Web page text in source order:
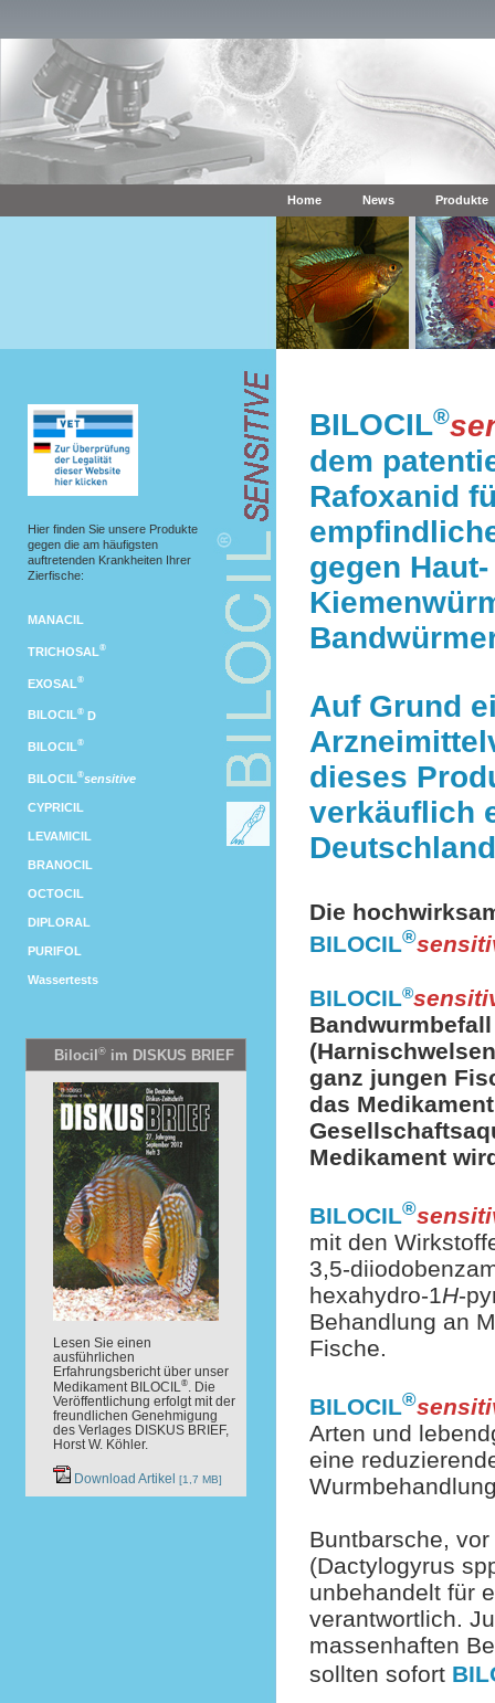
Home News Produkte
Hier finden Sie unsere Produkte
gegen die am häufigsten
auftretenden Krankheiten Ihrer
Zierfische:
MANACIL
TRICHOSAL®
EXOSAL®
BILOCIL® D
BILOCIL®
BILOCIL®sensitive
CYPRICIL
LEVAMICIL
BRANOCIL
OCTOCIL
DIPLORAL
PURIFOL
Wassertests
Bilocil ® im DISKUS BRIEF
Lesen Sie einen
ausführlichen
Erfahrungsbericht über unser
Medikament BILOCIL ®
. Die
Veröffentlichung erfolgt mit der
freundlichen Genehmigung
des Verlages DISKUS BRIEF,
Horst W. Köhler.
Download Artikel [1,7 MB]
BILOCIL®
dem
Rafoxanid
gegen
Auf Grund
dieses
verkäuflich
Die
BILOCIL®
BILOCIL®
ganz jungen
das
Medikament
BILOCIL®
mit den
3,5-
hexahydro-1H-
Behandlung an
Fische.
BILOCIL®
Arten und
eine
Buntbarsche,
(Dactylogyrus
unbehandelt für
verantwortlich.
massenhaften
sollten sofort